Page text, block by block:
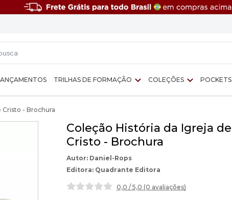
TRILHAS DE FORMAÇÃO COLEÇÕES POCKETS
Cristo - Brochura
Coleção História da Igreja de
Cristo - Brochura
Daniel-Rops
Quadrante Editora
0,0 / 5,0 (0 avaliações)